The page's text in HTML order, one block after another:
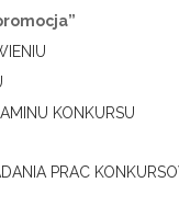
KONKURSU
PRAC